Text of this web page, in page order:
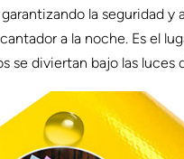
la seguridad y
a la noche. Es el
se diviertan bajo las luces